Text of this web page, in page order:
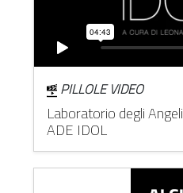
PILLOLE VIDEO
Laboratorio degli Angeli
ADE IDOL